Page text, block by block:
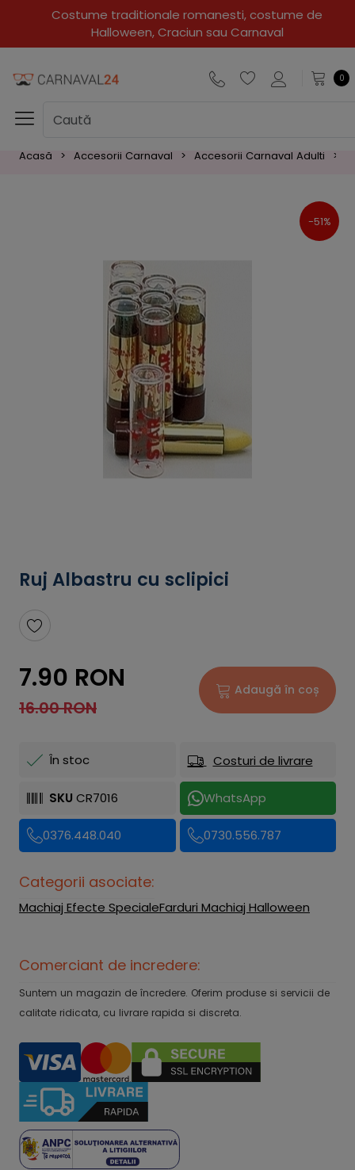
Costume traditionale romanesti, costume de
Halloween, Craciun sau Carnaval
0
Acasă Accesorii Carnaval Accesorii Carnaval Adulti
-51%
Ruj Albastru cu sclipici
7.90 RON
16.00 RON
Adaugă în coș
În stoc Costuri de livrare
SKU CR7016 WhatsApp
0376.448.040 0730.556.787
Categorii asociate:
Machiaj Efecte SpecialeFarduri Machiaj Halloween
Comerciant de incredere:
Suntem un magazin de încredere. Oferim produse si servicii de
calitate ridicata, cu livrare rapida si discreta.